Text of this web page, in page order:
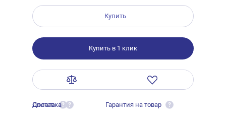
Купить
Купить в 1 клик
Оплата ?
Доставка ? Гарантия на товар ?